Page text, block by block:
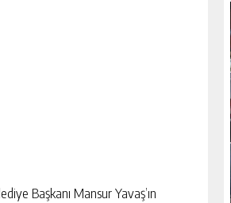
Başkanı Mansur Yavaş’ın